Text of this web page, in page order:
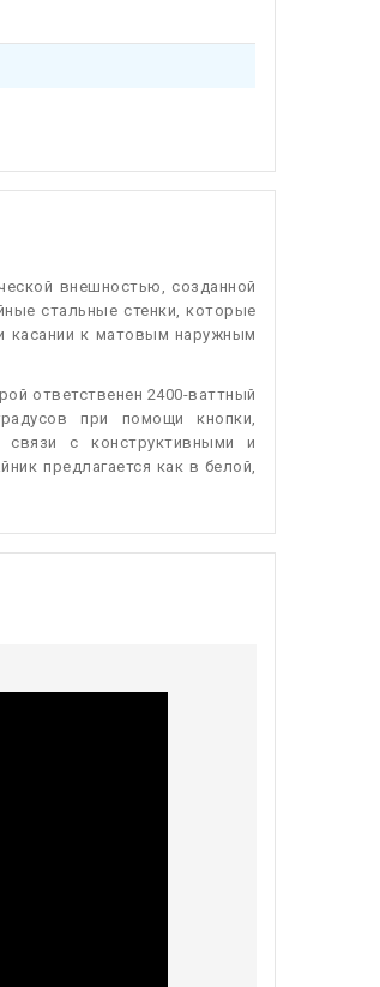
внешностью, созданной
стальные стенки, которые
касании к матовым наружным
ответственен 2400-ваттный
при помощи кнопки,
с конструктивными и
предлагается как в белой,